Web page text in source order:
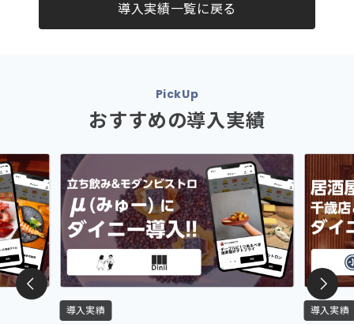
導入実績一覧に戻る
PickUp
おすすめの導入実績
導入実績 導入実績